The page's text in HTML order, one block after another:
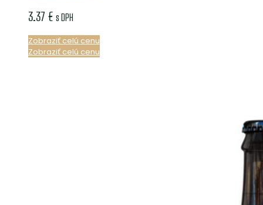
3.37 € s DPH
Zobraziť celú cenu
Zobraziť celú cenu